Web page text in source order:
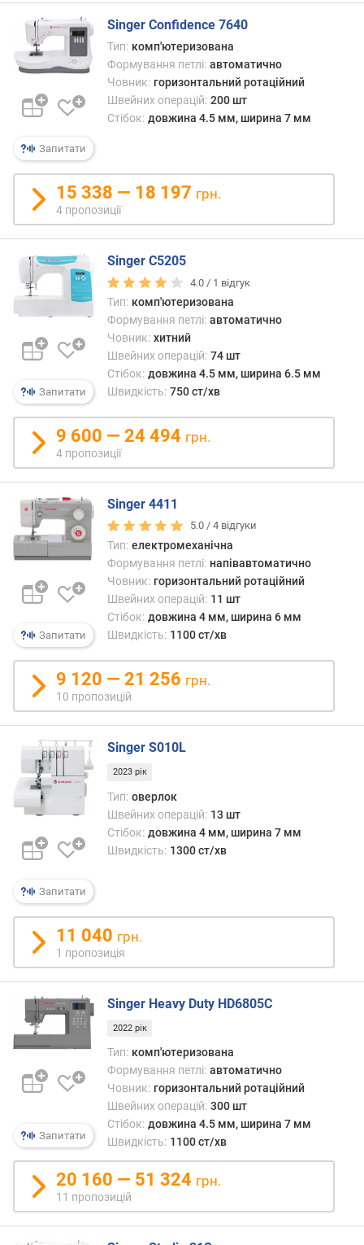
о
г
и
х
д
о
д
ш
е
в
и
х
а
в
і
д
у
м
и
з
а
д
а
т
о
ю
о
д
в
н
я
з
а
к
і
л
к
і
т
р
п
о
з
и
ц
й
к
і
л
ь
Запитати
Singer Confidence 7640
Тип: комп'ютеризована
Формування петлі: автоматично
Човник: горизонтальний ротаційний
Швейних операцій: 200 шт
Стібок: довжина 4.5 мм, ширина 7 мм
15 338 — 18 197 грн.
4 пропозиції
Запитати
Singer C5205
4.0 / 1 відгук
Тип: комп'ютеризована
Формування петлі: автоматично
Човник: хитний
Швейних операцій: 74 шт
Стібок: довжина 4.5 мм, ширина 6.5 мм
Швидкість: 750 ст/хв
9 600 — 24 494 грн.
4 пропозиції
Запитати
Singer 4411
5.0 /4 відгуки
Тип: електромеханічна
Формування петлі: напівавтоматично
Човник: горизонтальний ротаційний
Швейних операцій: 11 шт
Стібок: довжина 4 мм, ширина 6 мм
Швидкість: 1100 ст/хв
9 120 — 21 256 грн.
10 пропозицій
Запитати
Singer S010L
2023 рік
Тип: оверлок
Швейних операцій: 13 шт
Стібок: довжина 4 мм, ширина 7 мм
Швидкість: 1300 ст/хв
11 040 грн.
1 пропозиція
Запитати
Singer Heavy Duty HD6805C
2022 рік
Тип: комп'ютеризована
Формування петлі: автоматично
Човник: горизонтальний ротаційний
Швейних операцій: 300 шт
Стібок: довжина 4.5 мм, ширина 7 мм
Швидкість: 1100 ст/хв
20 160 — 51 324 грн.
11 пропозицій